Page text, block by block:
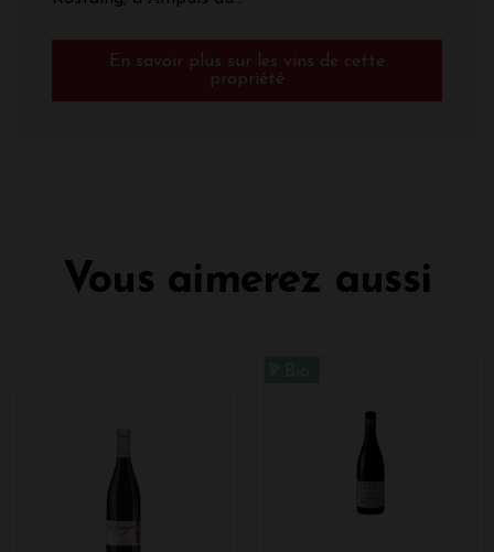
En savoir plus sur les vins de cette
propriété
Vous aimerez aussi